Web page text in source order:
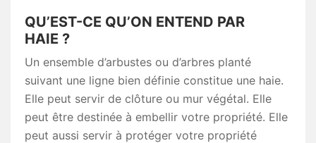
QU’EST-CE QU’ON ENTEND PAR
HAIE ?
Un ensemble d’arbustes ou d’arbres planté
suivant une ligne bien définie constitue une haie.
Elle peut servir de clôture ou mur végétal. Elle
peut être destinée à embellir votre propriété. Elle
peut aussi servir à protéger votre propriété